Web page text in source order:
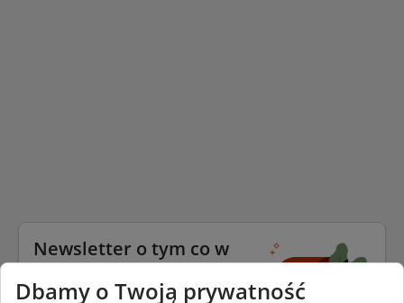
Newsletter o tym co w
Podaj swój email i bądź na bieżąco
Dbamy o Twoją prywatność